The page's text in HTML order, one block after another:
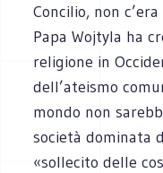
Concilio, non
Papa Wojtyla ha
religione in
dell’ateismo
mondo non
società dominata
«sollecito delle